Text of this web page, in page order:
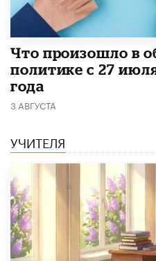
​Что произошло в
политике с 27
года
3 АВГУСТА
УЧИТЕЛЯ